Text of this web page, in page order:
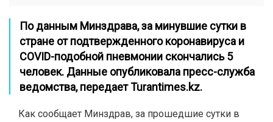
По данным Минздрава, за минувшие сутки в
стране от подтвержденного коронавируса и
COVID-подобной пневмонии скончались 5
человек. Данные опубликовала пресс-служба
ведомства, передаетTurantimes.kz.
Как сообщает Минздрав, за прошедшие сутки в